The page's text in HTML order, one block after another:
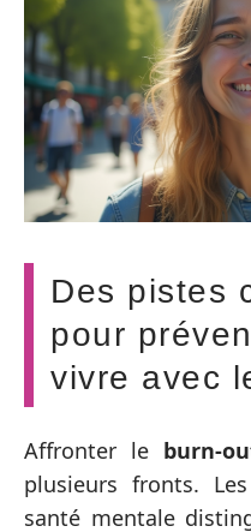
Des pistes
pour
vivre avec
Affronter le burn-
plusieurs fronts.
santé mentale